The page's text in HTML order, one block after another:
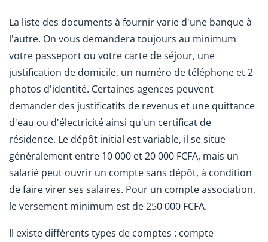
La liste des documents à fournir varie d'une banque à
l'autre. On vous demandera toujours au minimum
votre passeport ou votre carte de séjour, une
justification de domicile, un numéro de téléphone et 2
photos d'identité. Certaines agences peuvent
demander des justificatifs de revenus et une quittance
d'eau ou d'électricité ainsi qu'un certificat de
résidence. Le dépôt initial est variable, il se situe
généralement entre 10 000 et 20 000 FCFA, mais un
salarié peut ouvrir un compte sans dépôt, à condition
de faire virer ses salaires. Pour un compte association,
le versement minimum est de 250 000 FCFA.
Il existe différents types de comptes : compte